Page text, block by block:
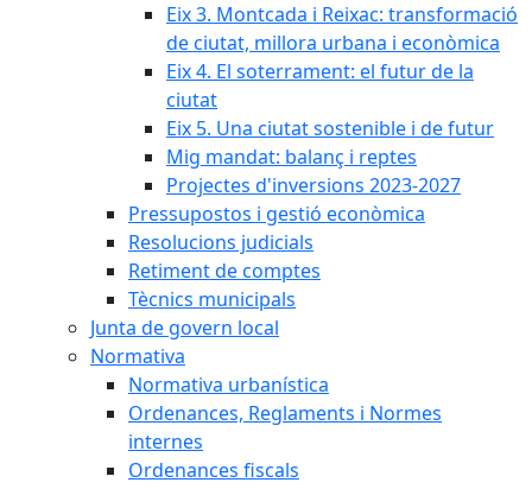
Eix 3. Montcada i Reixac: transformació
de ciutat, millora urbana i econòmica
Eix 4. El soterrament: el futur de la
ciutat
Eix 5. Una ciutat sostenible i de futur
Mig mandat: balanç i reptes
Projectes d'inversions 2023-2027
Pressupostos i gestió econòmica
Resolucions judicials
Retiment de comptes
Tècnics municipals
Junta de govern local
Normativa
Normativa urbanística
Ordenances, Reglaments i Normes
internes
Ordenances fiscals